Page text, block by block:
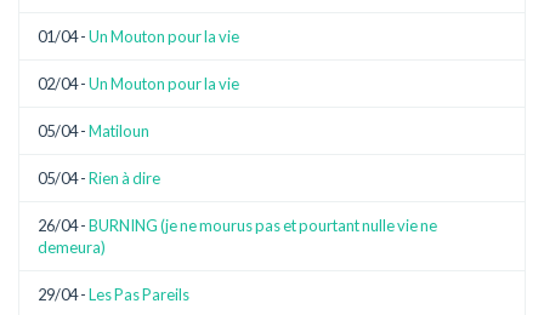
01/04 -Un Mouton pour la vie
02/04 -Un Mouton pour la vie
05/04 -Matiloun
05/04 -Rien à dire
26/04 -BURNING (je ne mourus pas et pourtant nulle vie ne
demeura)
29/04 -Les Pas Pareils